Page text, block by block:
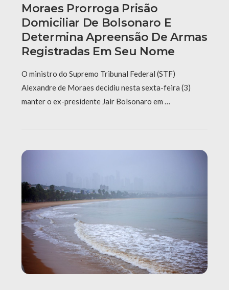
Moraes Prorroga Prisão
Domiciliar De Bolsonaro E
Determina Apreensão De Armas
Registradas Em Seu Nome
O ministro do Supremo Tribunal Federal (STF)
Alexandre de Moraes decidiu nesta sexta-feira (3)
manter o ex-presidente Jair Bolsonaro em …